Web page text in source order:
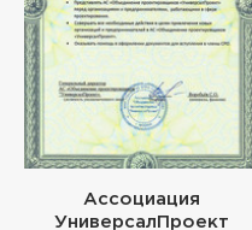
Ассоциация
УниверсалПроект